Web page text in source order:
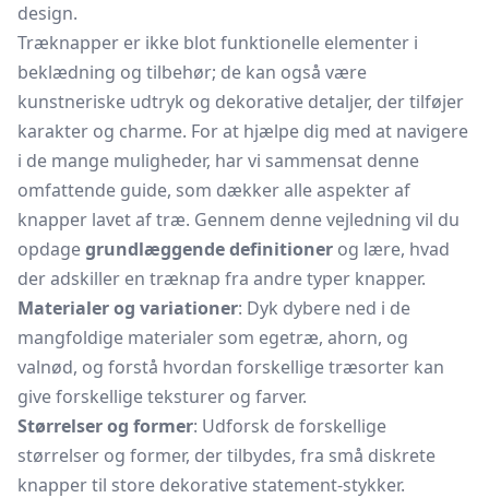
design.
Træknapper er ikke blot funktionelle elementer i
beklædning og tilbehør; de kan også være
kunstneriske udtryk og dekorative detaljer, der tilføjer
karakter og charme. For at hjælpe dig med at navigere
i de mange muligheder, har vi sammensat denne
omfattende guide, som dækker alle aspekter af
knapper lavet af træ. Gennem denne vejledning vil du
opdagegrundlæggende definitioner og lære, hvad
der adskiller en træknap fra andre typer knapper.
Materialer og variationer: Dyk dybere ned i de
mangfoldige materialer som egetræ, ahorn, og
valnød, og forstå hvordan forskellige træsorter kan
give forskellige teksturer og farver.
Størrelser og former: Udforsk de forskellige
størrelser og former, der tilbydes, fra små diskrete
knapper til store dekorative statement-stykker.